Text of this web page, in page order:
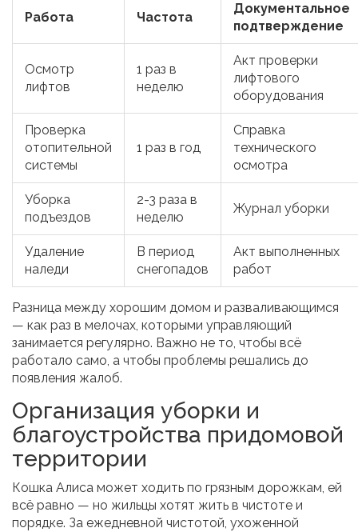
Работа Частота
Документальное
подтверждение
Осмотр
лифтов
1 раз в
неделю
Акт проверки
лифтового
оборудования
Проверка
отопительной
системы
1 раз в год
Справка
технического
осмотра
Уборка
подъездов
2-3 раза в
неделю
Журнал уборки
Удаление
наледи
В период
снегопадов
Акт выполненных
работ
Разница между хорошим домом и разваливающимся
— как раз в мелочах, которыми управляющий
занимается регулярно. Важно не то, чтобы всё
работало само, а чтобы проблемы решались до
появления жалоб.
Организация уборки и
благоустройства придомовой
территории
Кошка Алиса может ходить по грязным дорожкам, ей
всё равно — но жильцы хотят жить в чистоте и
порядке. За ежедневной чистотой, ухоженной